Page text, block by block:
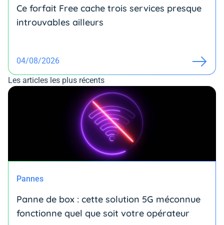
Ce forfait Free cache trois services presque
introuvables ailleurs
04/08/2026
Les articles les plus récents
Pannes
Panne de box : cette solution 5G méconnue
fonctionne quel que soit votre opérateur